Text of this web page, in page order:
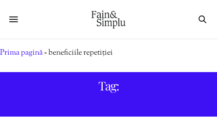
Prima pagină»beneficiile repetiției
Tag: